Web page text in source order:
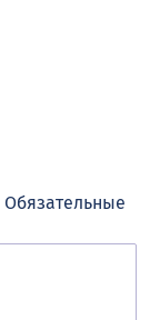
Обязательные